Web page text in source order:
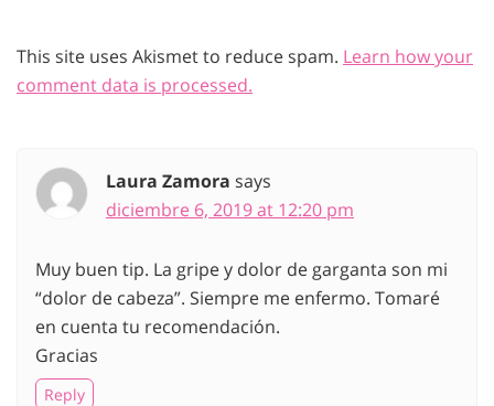
This site uses Akismet to reduce spam. Learn how your
comment data is processed.
Laura Zamora says
diciembre 6, 2019 at 12:20 pm
Muy buen tip. La gripe y dolor de garganta son mi
“dolor de cabeza”. Siempre me enfermo. Tomaré
en cuenta tu recomendación.
Gracias
Reply